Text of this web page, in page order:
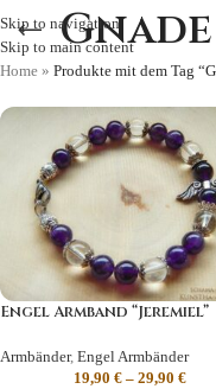
Skip to navigation
Skip to main content
Gnade
Home » Produkte mit dem Tag
Engel Armband “Jeremiel”
Armbänder, Engel Armbänder
19,90 € – 29,90 €